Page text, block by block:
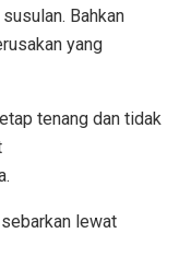
Bahkan
yang
tenang dan tidak
lewat